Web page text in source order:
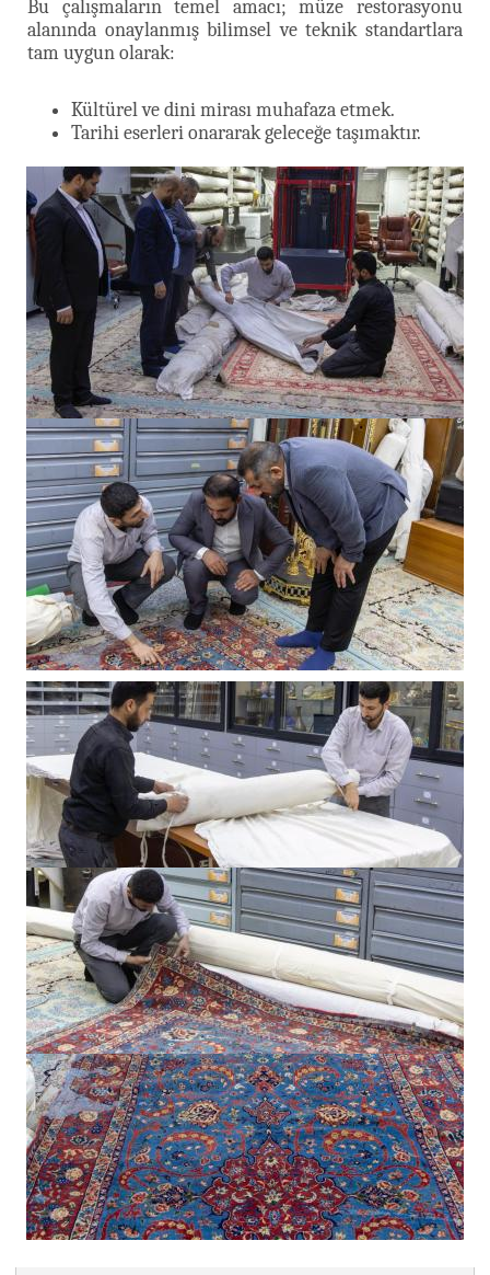
Bu çalışmaların temel amacı; müze restorasyonu
alanında onaylanmış bilimsel ve teknik standartlara
tam uygun olarak:
Kültürel ve dini mirası muhafaza etmek.
Tarihi eserleri onararak geleceğe taşımaktır.